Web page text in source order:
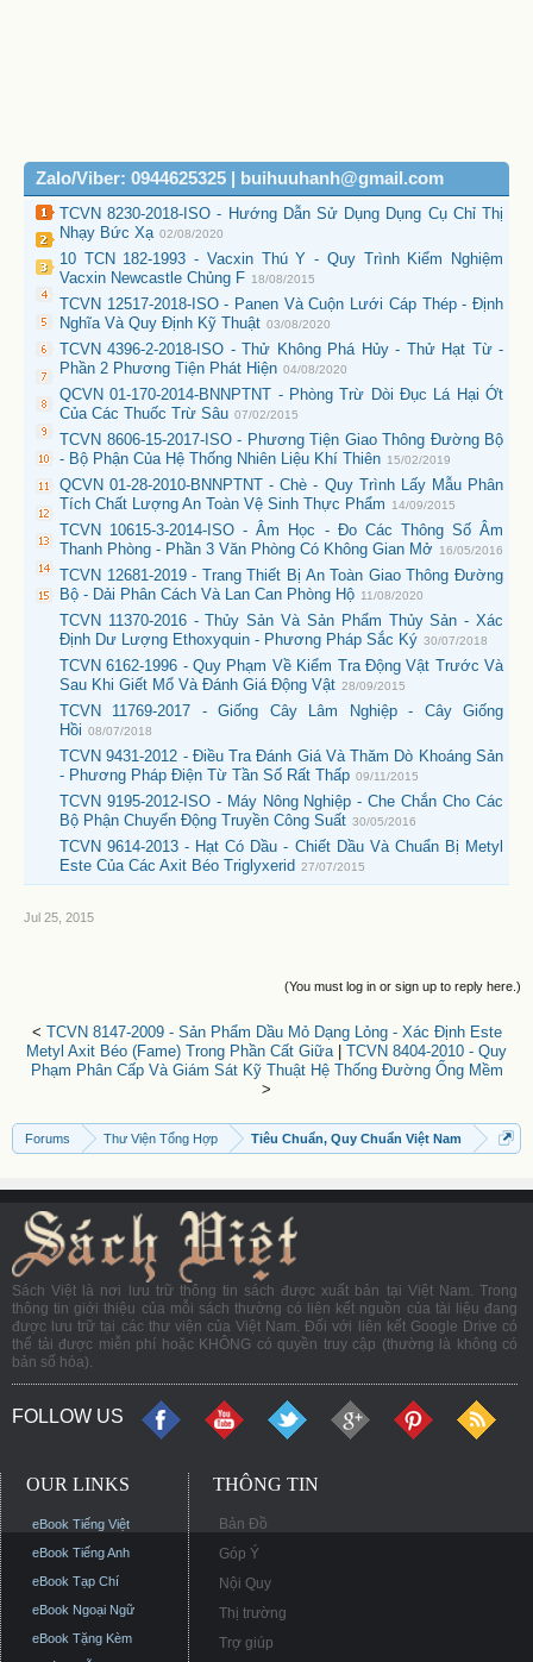
Zalo/Viber: 0944625325 | buihuuhanh@gmail.com
TCVN 8230-2018-ISO - Hướng Dẫn Sử Dụng Dụng Cụ Chỉ Thị
Nhạy Bức Xạ 02/08/2020
10 TCN 182-1993 - Vacxin Thú Y - Quy Trình Kiểm Nghiệm
Vacxin Newcastle Chủng F 18/08/2015
TCVN 12517-2018-ISO - Panen Và Cuộn Lưới Cáp Thép - Định
Nghĩa Và Quy Định Kỹ Thuật 03/08/2020
TCVN 4396-2-2018-ISO - Thử Không Phá Hủy - Thử Hạt Từ -
Phần 2 Phương Tiện Phát Hiện 04/08/2020
QCVN 01-170-2014-BNNPTNT - Phòng Trừ Dòi Đục Lá Hại Ớt
Của Các Thuốc Trừ Sâu 07/02/2015
TCVN 8606-15-2017-ISO - Phương Tiện Giao Thông Đường Bộ
- Bộ Phận Của Hệ Thống Nhiên Liệu Khí Thiên 15/02/2019
QCVN 01-28-2010-BNNPTNT - Chè - Quy Trình Lấy Mẫu Phân
Tích Chất Lượng An Toàn Vệ Sinh Thực Phẩm
14/09/2015
TCVN 10615-3-2014-ISO - Âm Học - Đo Các Thông Số Âm
Thanh Phòng - Phần 3 Văn Phòng Có Không Gian Mở 16/05/2016
TCVN 12681-2019 - Trang Thiết Bị An Toàn Giao Thông Đường
Bộ - Dải Phân Cách Và Lan Can Phòng Hộ 11/08/2020
TCVN 11370-2016 - Thủy Sản Và Sản Phẩm Thủy Sản - Xác
Định Dư Lượng Ethoxyquin - Phương Pháp Sắc Ký 30/07/2018
TCVN 6162-1996 - Quy Phạm Về Kiểm Tra Động Vật Trước Và
Sau Khi Giết Mổ Và Đánh Giá Động Vật 28/09/2015
TCVN 11769-2017 - Giống Cây Lâm Nghiệp - Cây Giống
Hồi 08/07/2018
TCVN 9431-2012 - Điều Tra Đánh Giá Và Thăm Dò Khoáng Sản
- Phương Pháp Điện Từ Tần Số Rất Thấp 09/11/2015
TCVN 9195-2012-ISO - Máy Nông Nghiệp - Che Chắn Cho Các
Bộ Phận Chuyển Động Truyền Công Suất 30/05/2016
TCVN 9614-2013 - Hạt Có Dầu - Chiết Dầu Và Chuẩn Bị Metyl
Este Của Các Axit Béo Triglyxerid 27/07/2015
Jul 25, 2015
(You must log in or sign up to reply here.)
< TCVN 8147-2009 - Sản Phẩm Dầu Mỏ Dạng Lỏng - Xác Định Este
Metyl Axit Béo (Fame) Trong Phần Cất Giữa| TCVN 8404-2010 - Quy
Phạm Phân Cấp Và Giám Sát Kỹ Thuật Hệ Thống Đường Ống Mềm
>
Forums Thư Viện Tổng Hợp Tiêu Chuẩn, Quy Chuẩn Việt Nam
Sách Việt là nơi lưu trữ thông tin sách được xuất bản tại Việt Nam. Trong
thông tin giới thiệu của mỗi sách thường có liên kết nguồn của tài liệu đang
được lưu trữ tại các thư viện của Việt Nam. Đối với liên kết Google Drive có
thể tải được miễn phí hoặc KHÔNG có quyền truy cập (thường là không có
bản số hóa).
FOLLOW US
OUR LINKS
eBook Tiếng Việt
eBook Tiếng Anh
eBook Tạp Chí
eBook Ngoại Ngữ
eBook Tặng Kèm
THÔNG TIN
Bản Đồ
Góp Ý
Nội Quy
Thị trường
Trợ giúp